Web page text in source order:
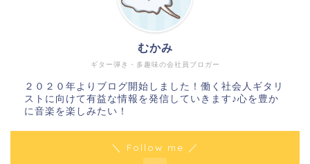
ギター弾き・多趣味の会社員ブロガー
むかみ
２０２０年よりブログ開始しました！働く社会人ギタリ
ストに向けて有益な情報を発信していきます♪心を豊か
に音楽を楽しみたい！
＼ Follow me ／